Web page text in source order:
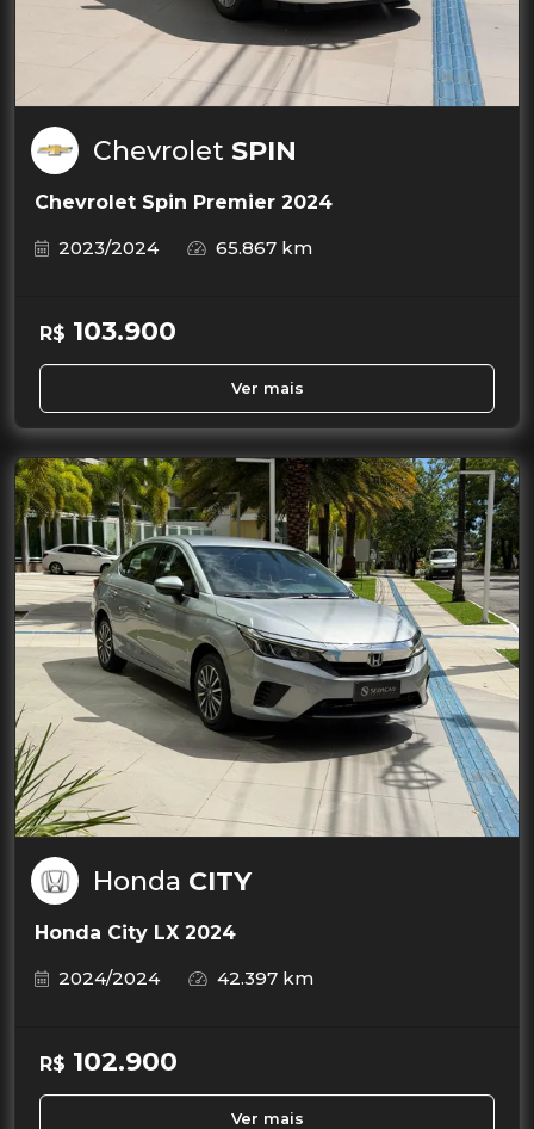
Chevrolet SPIN
Chevrolet Spin Premier 2024
2023/2024
65.867 km
R$ 103.900
Ver mais
Honda CITY
Honda City LX 2024
2024/2024
42.397 km
R$ 102.900
Ver mais